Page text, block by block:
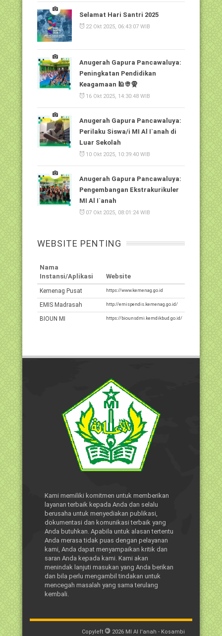
Selamat Hari Santri 2025
22 Okt 2025, 06:43:07 WIB
Anugerah Gapura Pancawaluya:
Peningkatan Pendidikan
Keagamaan 🕌👳🧕
16 Okt 2025, 14:30:48 WIB
Anugerah Gapura Pancawaluya:
Perilaku Siswa/i MI Al I`anah di
Luar Sekolah
10 Okt 2025, 10:39:40 WIB
Anugerah Gapura Pancawaluya:
Pengembangan Ekstrakurikuler
MI Al I`anah
07 Okt 2025, 08:01:24 WIB
WEBSITE PENTING
Nama
Instansi/Aplikasi
Website
Kemenag Pusat https://www.kemenag.go.id
EMIS Madrasah http://emispendis.kemenag.go.id/
BIOUN MI https://biounsdmi.kemdikbud.go.id/
Kami memiliki komitmen untuk memberikan
layanan terbaik kepada Anda dan selalu
berusaha untuk menyediakan publikasi,
dokumentasi dan komunikasi terbaik yang
Anda butuhkan. Apabila untuk alasan tertentu
Anda merasa tidak puas dengan pelayanan
kami, Anda dapat menyampaikan kritik dan
saran Anda kepada kami. Kami akan
menindak lanjuti masukan yang Anda berikan
dan bila perlu mengambil tindakan untuk
mencegah masalah yang sama terulang
kembali.
Copyleft © 2026 MI Al I'anah - Kosambi